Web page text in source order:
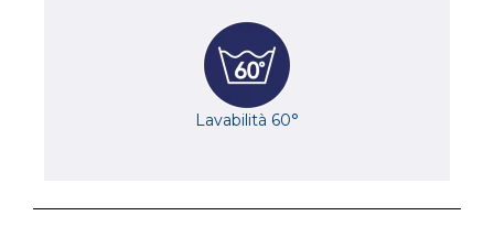
Lavabilità 60°